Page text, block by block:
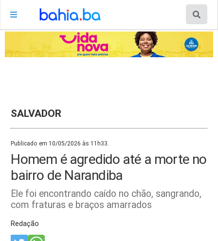
SALVADOR
Publicado em 10/05/2026 às 11h33.
Homem é agredido até a morte no
bairro de Narandiba
Ele foi encontrando caído no chão, sangrando,
com fraturas e braços amarrados
Redação